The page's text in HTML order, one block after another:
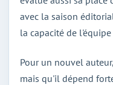
avec la saison
la capacité de
Pour un nouvel
mais qu'il dépend